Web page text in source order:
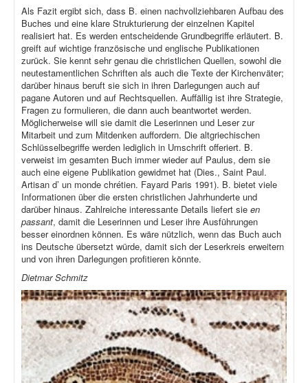
Als Fazit ergibt sich, dass B. einen nachvollziehbaren Aufbau des
Buches und eine klare Strukturierung der einzelnen Kapitel
realisiert hat. Es werden entscheidende Grundbegriffe erläutert. B.
greift auf wichtige französische und englische Publikationen
zurück. Sie kennt sehr genau die christlichen Quellen, sowohl die
neutestamentlichen Schriften als auch die Texte der Kirchenväter;
darüber hinaus beruft sie sich in ihren Darlegungen auch auf
pagane Autoren und auf Rechtsquellen. Auffällig ist ihre Strategie,
Fragen zu formulieren, die dann auch beantwortet werden.
Möglicherweise will sie damit die Leserinnen und Leser zur
Mitarbeit und zum Mitdenken auffordern. Die altgriechischen
Schlüsselbegriffe werden lediglich in Umschrift offeriert. B.
verweist im gesamten Buch immer wieder auf Paulus, dem sie
auch eine eigene Publikation gewidmet hat (Dies., Saint Paul.
Artisan d’ un monde chrétien. Fayard Paris 1991). B. bietet viele
Informationen über die ersten christlichen Jahrhunderte und
darüber hinaus. Zahlreiche interessante Details liefert sie en
passant, damit die Leserinnen und Leser ihre Ausführungen
besser einordnen können. Es wäre nützlich, wenn das Buch auch
ins Deutsche übersetzt würde, damit sich der Leserkreis erweitern
und von ihren Darlegungen profitieren könnte.
Dietmar Schmitz